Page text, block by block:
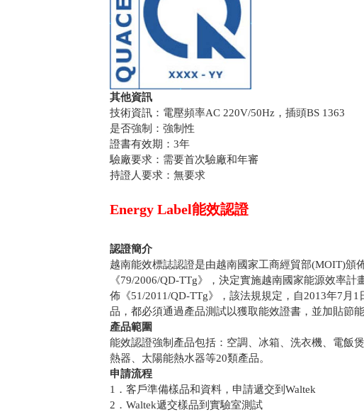
其他資訊
技術資訊：電壓頻率AC 220V/50Hz，插頭BS 1363
是否強制：強制性
證書有效期：3年
驗廠要求：需要首次驗廠和年審
持證人要求：無要求
Energy Label能效認證
認證簡介
越南能效標誌認證是由越南國家工商經貿部(MOIT)頒
《79/2006/QD-TTg》，決定實施越南國家能源效率
佈《51/2011/QD-TTg》，該法規規定，自2013年7月
品，都必須通過產品測試以獲取能效證書，並加貼節
產品範圍
能效認證強制產品包括：空調、冰箱、洗衣機、電飯
熱器、太陽能熱水器等20類產品。
申請流程
1．客戶準備樣品和資料，申請遞交到Waltek
2．Waltek遞交樣品到實驗室測試